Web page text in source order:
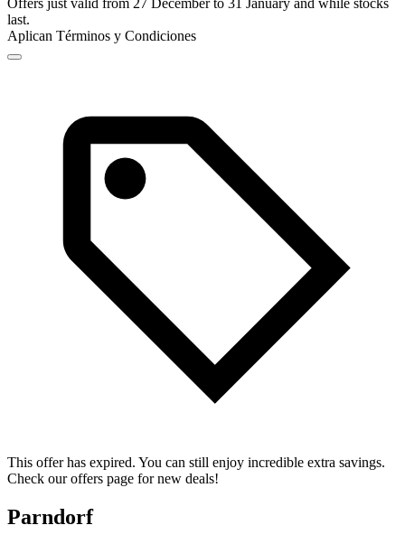
Offers just valid from 27 December to 31 January and while stocks
last.
Aplican Términos y Condiciones
This offer has expired. You can still enjoy incredible extra savings.
Check our offers page for new deals!
Parndorf